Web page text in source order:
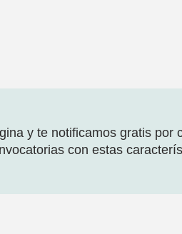
y te notificamos gratis por
con estas